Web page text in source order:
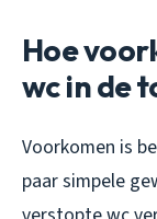
Hoe
wc in de
Voorkomen is
paar simpele